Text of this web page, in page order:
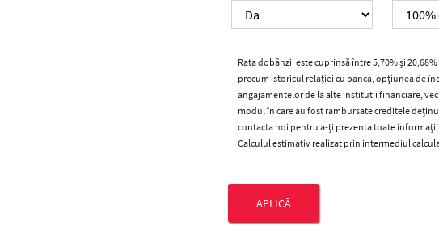
Rata dobânzii este cuprinsă între 5,70% și
precum istoricul relației cu banca, opțiunea de
angajamentelor de la alte institutii financiare,
modul în care au fost rambursate creditele
contacta noi pentru a-ți prezenta toate
Calculul estimativ realizat prin intermediul
APLICĂ